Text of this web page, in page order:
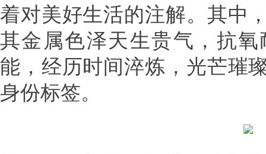
着对美好生活的注解。其中
其金属色泽天生贵气，抗
能，经历时间淬炼，光芒璀
身份标签。